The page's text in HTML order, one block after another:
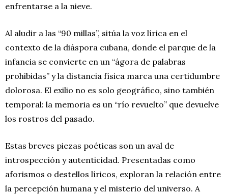
enfrentarse a la nieve.
Al aludir a las “90 millas”, sitúa la voz lírica en el
contexto de la diáspora cubana, donde el parque de la
infancia se convierte en un “ágora de palabras
prohibidas” y la distancia física marca una certidumbre
dolorosa. El exilio no es solo geográfico, sino también
temporal: la memoria es un “río revuelto” que devuelve
los rostros del pasado.
Estas breves piezas poéticas son un aval de
introspección y autenticidad. Presentadas como
aforismos o destellos líricos, exploran la relación entre
la percepción humana y el misterio del universo. A